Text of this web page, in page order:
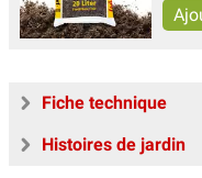
Fiche technique
Histoires de jardin